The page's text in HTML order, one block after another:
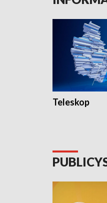
Teleskop